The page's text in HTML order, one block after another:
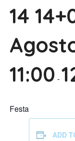
14
11:00 -
Festa
ADD